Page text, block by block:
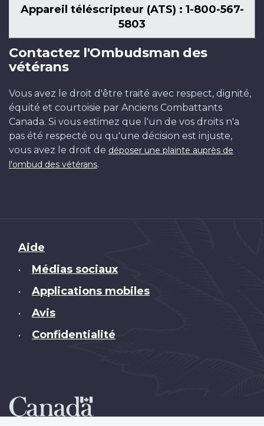
Appareil téléscripteur (ATS) : 1-800-567-
5803
Contactez l'Ombudsman des
vétérans
Vous avez le droit d'être traité avec respect, dignité,
équité et courtoisie par Anciens Combattants
Canada. Si vous estimez que l'un de vos droits n'a
pas été respecté ou qu'une décision est injuste,
vous avez le droit de déposer une plainte auprès de
l'ombud des vétérans.
Brand
Aide
• Médias sociaux
• Applications mobiles
• Avis
• Confidentialité